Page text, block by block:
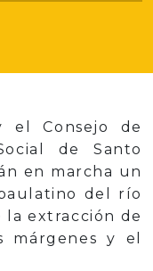
el Consejo de
de Santo
en marcha un
del río
la extracción de
márgenes y el